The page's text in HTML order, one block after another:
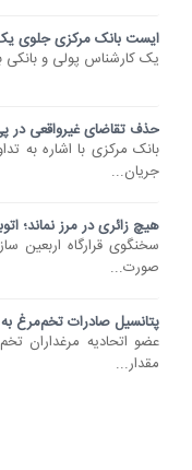
ایست بانک مرکزی جلوی
یک کارشناس پولی و بانکی
حذف تقاضای غیرواقعی
بانک مرکزی با اشاره به
جریان...
هیچ زائری در مرز نماند؛
سخنگوی قرارگاه اربعین
صورت...
پتانسیل صادرات تخم‌مرغ
عضو اتحادیه مرغداران
مقدار...